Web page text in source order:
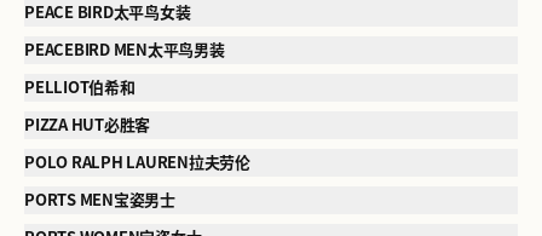
PEACE BIRD太平鸟女装
PEACEBIRD MEN太平鸟男装
PELLIOT伯希和
PIZZA HUT必胜客
POLO RALPH LAUREN拉夫劳伦
PORTS MEN宝姿男士